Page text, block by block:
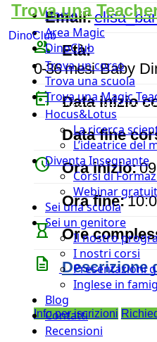
Home
Area Magic
DinoClub
Trova un corso
Trova una scuola
Trova una Magic
Hocus&Lotus
La ricerca
L’ideatrice del
Diventa Insegnante
Corsi di
Webinar
Sei una scuola
Sei un genitore
Il nostro
I nostri corsi
Presentazioni
Inglese in
Blog
Contatti
Recensioni
Trova una
DinoClub
Email:
people_outline
Età:
0-36 mesi Baby
today Data inizio
Data fine
watch_later Ora inizio:
timer Ora fine:
hourglass_empty Ore
description Descrizione
Info per iscrizioni